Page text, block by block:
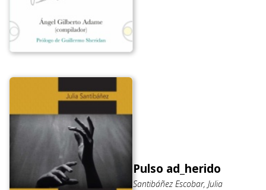
Pulso ad_herido
Santibáñez Escobar, Julia